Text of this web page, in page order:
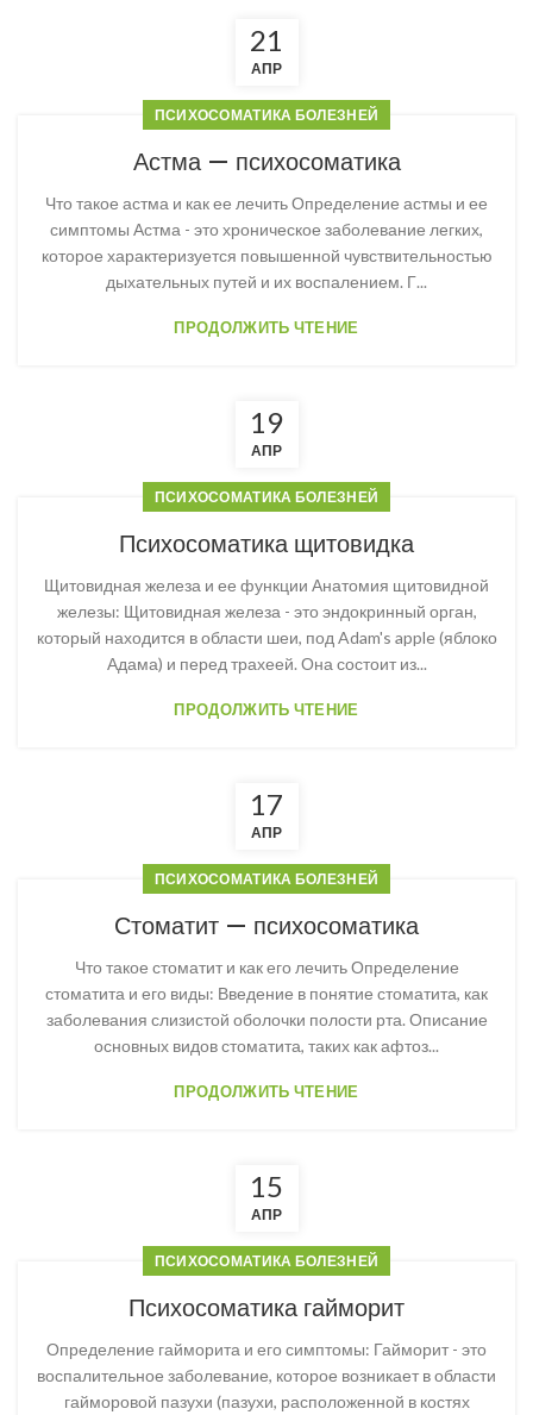
21
АПР
ПСИХОСОМАТИКА БОЛЕЗНЕЙ
Астма — психосоматика
Что такое астма и как ее лечить Определение астмы и ее
симптомы Астма - это хроническое заболевание легких,
которое характеризуется повышенной чувствительностью
дыхательных путей и их воспалением. Г...
ПРОДОЛЖИТЬ ЧТЕНИЕ
19
АПР
ПСИХОСОМАТИКА БОЛЕЗНЕЙ
Психосоматика щитовидка
Щитовидная железа и ее функции Анатомия щитовидной
железы: Щитовидная железа - это эндокринный орган,
который находится в области шеи, под Adam's apple (яблоко
Адама) и перед трахеей. Она состоит из...
ПРОДОЛЖИТЬ ЧТЕНИЕ
17
АПР
ПСИХОСОМАТИКА БОЛЕЗНЕЙ
Стоматит — психосоматика
Что такое стоматит и как его лечить Определение
стоматита и его виды: Введение в понятие стоматита, как
заболевания слизистой оболочки полости рта. Описание
основных видов стоматита, таких как афтоз...
ПРОДОЛЖИТЬ ЧТЕНИЕ
15
АПР
ПСИХОСОМАТИКА БОЛЕЗНЕЙ
Психосоматика гайморит
Определение гайморита и его симптомы: Гайморит - это
воспалительное заболевание, которое возникает в области
гайморовой пазухи (пазухи, расположенной в костях